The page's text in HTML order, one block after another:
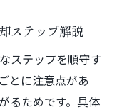
ステップ解説
ステップを順守す
とに注意点があ
るためです。具体